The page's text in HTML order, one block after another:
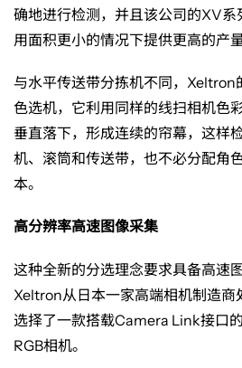
确地进行检测，并且该公司的XV系
用面积更小的情况下提供更高的产量
与水平传送带分拣机不同， Xeltron
色选机，它利用同样的线扫相机色
垂直落下，形成连续的帘幕，这样
机、滚筒和传送带，也不必分配角
本。
高分辨率高速图像采集
这种全新的分选理念要求具备高速
Xeltron从日本一家高端相机制造商
选择了一款搭载Camera Link接口的
RGB相机。